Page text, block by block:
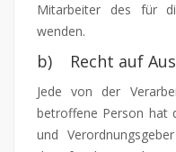
Mitarbeiter des für
wenden.
b) Recht auf
Jede von der
betroffene Person hat
und